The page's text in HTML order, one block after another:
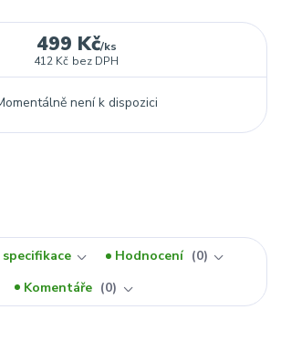
499 Kč/ks
412 Kč bez DPH
není k dispozici
Hodnocení
0
Komentáře
0